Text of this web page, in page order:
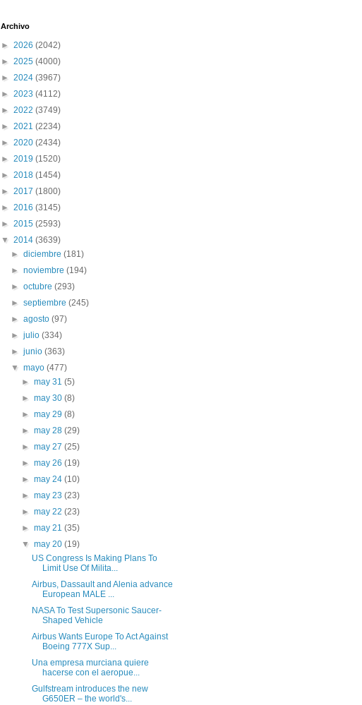
Archivo
► 2026 (2042)
► 2025 (4000)
► 2024 (3967)
► 2023 (4112)
► 2022 (3749)
► 2021 (2234)
► 2020 (2434)
► 2019 (1520)
► 2018 (1454)
► 2017 (1800)
► 2016 (3145)
► 2015 (2593)
▼ 2014 (3639)
►diciembre(181)
►noviembre(194)
►octubre(293)
►septiembre(245)
►agosto(97)
►julio(334)
►junio(363)
▼mayo(477)
► may 31 (5)
► may 30 (8)
► may 29 (8)
► may 28 (29)
► may 27 (25)
► may 26 (19)
► may 24 (10)
► may 23 (23)
► may 22 (23)
► may 21 (35)
▼ may 20 (19)
US Congress Is Making Plans To
Limit Use Of Milita...
Airbus, Dassault and Alenia advance
European MALE ...
NASA To Test Supersonic Saucer-
Shaped Vehicle
Airbus Wants Europe To Act Against
Boeing 777X Sup...
Una empresa murciana quiere
hacerse con el aeropue...
Gulfstream introduces the new
G650ER – the world's...